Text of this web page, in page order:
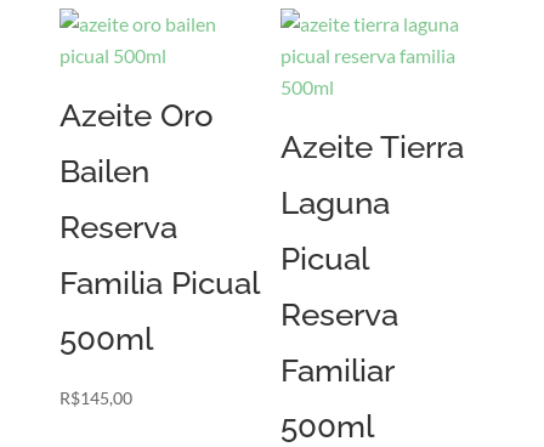
Azeite Oro
Bailen
Reserva
Familia Picual
500ml
R$145,00
Azeite Tierra
Laguna
Picual
Reserva
Familiar
500ml